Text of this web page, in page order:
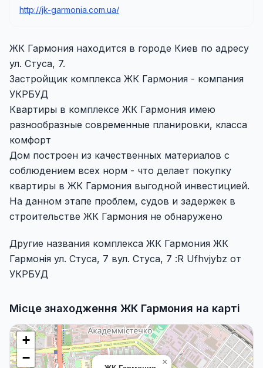
http://jk-garmonia.com.ua/
ЖК Гармония находится в городе Киев по адресу
ул. Стуса, 7.
Застройщик комплекса ЖК Гармония - компания
УКРБУД
Квартиры в комплексе ЖК Гармония имею
разнообразные современные планировки, класса
комфорт
Дом построен из качественных материалов с
соблюдением всех норм - что делает покупку
квартиры в ЖК Гармония выгодной инвестицией.
На данном этапе проблем, судов и задержек в
строительстве ЖК Гармония не обнаружено
Другие названия комплекса ЖК Гармония ЖК
Гармонія ул. Стуса, 7 вул. Стуса, 7 :R Ufhvjybz от
УКРБУД
Місце знаходження ЖК Гармония на карті
×
+
−